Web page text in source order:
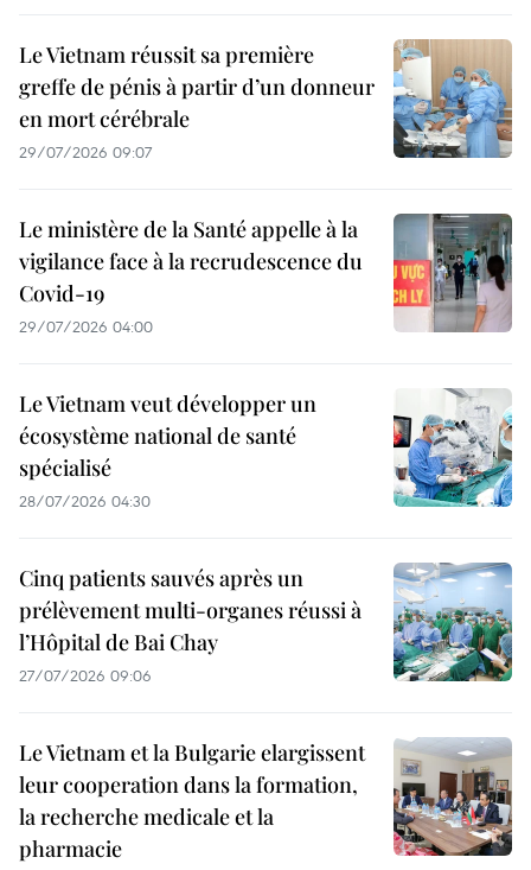
Le Vietnam réussit sa première
greffe de pénis à partir d’un donneur
en mort cérébrale
29/07/2026 09:07
Le ministère de la Santé appelle à la
vigilance face à la recrudescence du
Covid-19
29/07/2026 04:00
Le Vietnam veut développer un
écosystème national de santé
spécialisé
28/07/2026 04:30
Cinq patients sauvés après un
prélèvement multi-organes réussi à
l’Hôpital de Bai Chay
27/07/2026 09:06
Le Vietnam et la Bulgarie elargissent
leur cooperation dans la formation,
la recherche medicale et la
pharmacie